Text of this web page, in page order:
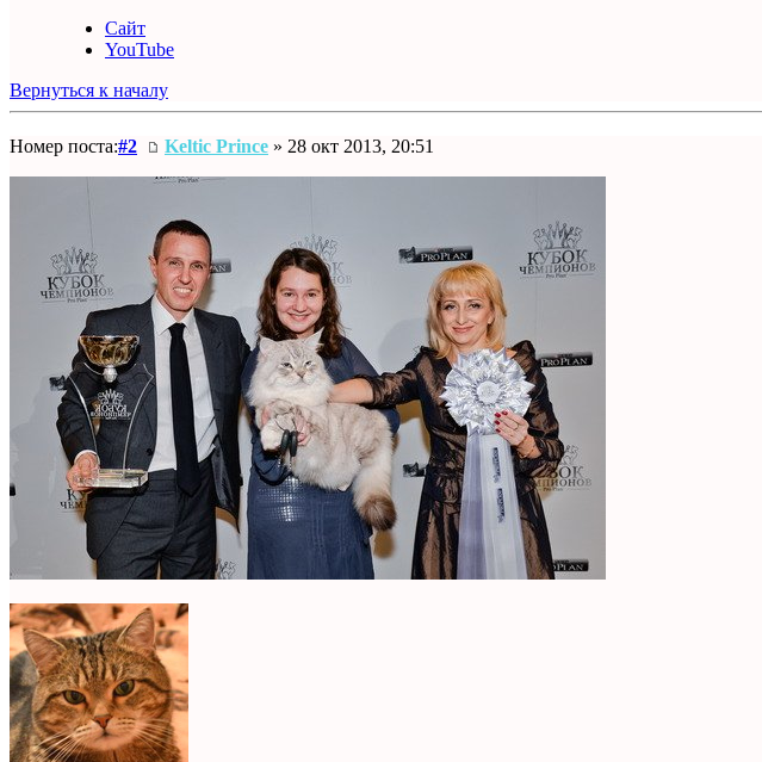
Сайт
YouTube
Вернуться к началу
Номер поста:#2 Keltic Prince » 28 окт 2013, 20:51